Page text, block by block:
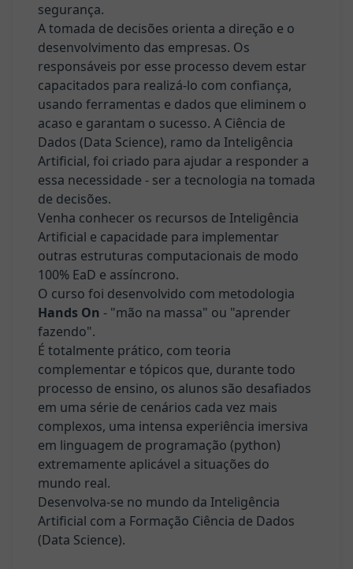
Passos
Sobre
🟢 Fale
com um
consultor
segurança.
A tomada de decisões orienta a direção e o
desenvolvimento das empresas. Os
responsáveis por esse processo devem estar
capacitados para realizá-lo com confiança,
usando ferramentas e dados que eliminem o
acaso e garantam o sucesso. A Ciência de
Dados (Data Science), ramo da Inteligência
Artificial, foi criado para ajudar a responder a
essa necessidade - ser a tecnologia na tomada
de decisões.
Venha conhecer os recursos de Inteligência
Artificial e capacidade para implementar
outras estruturas computacionais de modo
100% EaD e assíncrono.
O curso foi desenvolvido com metodologia
Hands On - "mão na massa" ou "aprender
fazendo".
É totalmente prático, com teoria
complementar e tópicos que, durante todo
processo de ensino, os alunos são desafiados
em uma série de cenários cada vez mais
complexos, uma intensa experiência imersiva
em linguagem de programação (python)
extremamente aplicável a situações do
mundo real.
Desenvolva-se no mundo da Inteligência
Artificial com a Formação Ciência de Dados
(Data Science).